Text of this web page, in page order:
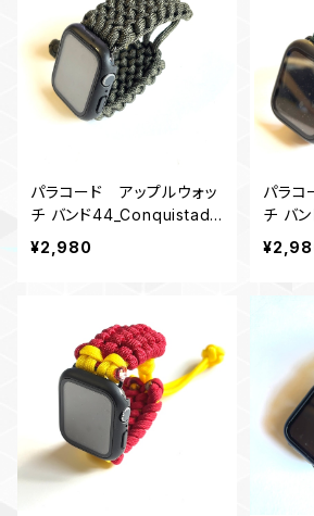
パラコード アップルウォッ
チ バンド44_Conquistado
r2_OD
¥2,980
パラコ
チ バ